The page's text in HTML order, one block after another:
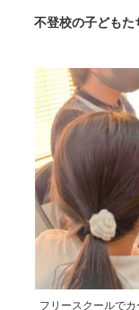
不登校の子ども
フリースクールで